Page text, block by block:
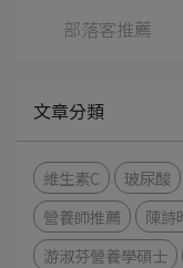
部落客推薦
文章分類
維生素C 玻尿酸
營養師推薦
陳詩
游淑芬營養學碩士